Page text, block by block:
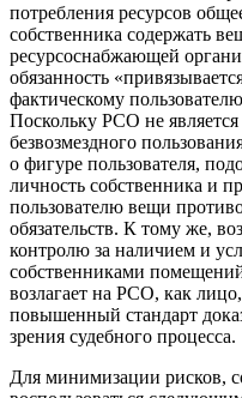
потребления ресурсов
собственника содержать
ресурсоснабжающей
обязанность
фактическому
Поскольку РСО не является
безвозмездного
о фигуре пользователя,
личность собственника и
пользователю вещи
обязательств. К тому же,
контролю за наличием и
собственниками
возлагает на РСО, как
повышенный стандарт
зрения судебного процесса.
Для минимизации рисков,